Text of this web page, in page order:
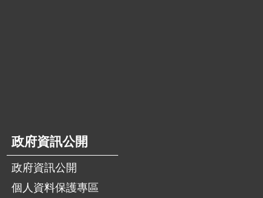
政府資訊公開
政府資訊公開
個人資料保護專區